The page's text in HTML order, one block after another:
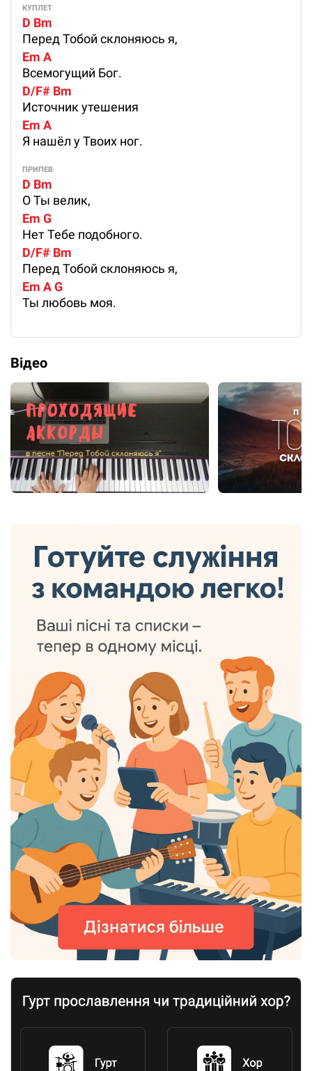
КУПЛЕТ
D Bm
Перед Тобой склоняюсь я,
Em A
Всемогущий Бог.
D/F# Bm
Источник утешения
Em A
Я нашёл у Твоих ног.
ПРИПЕВ
D Bm
О Ты велик,
Em G
Нет Тебе подобного.
D/F# Bm
Перед Тобой склоняюсь я,
Em A G
Ты любовь моя.
Відео